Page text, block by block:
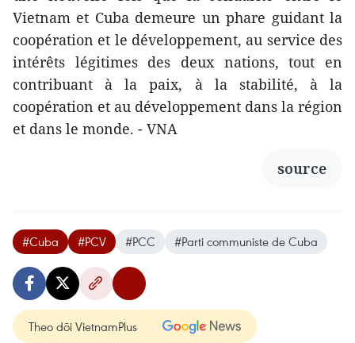
Vietnam et Cuba demeure un phare guidant la
coopération et le développement, au service des
intérêts légitimes des deux nations, tout en
contribuant à la paix, à la stabilité, à la
coopération et au développement dans la région
et dans le monde. - VNA
source
#Cuba #PCV #PCC #Parti communiste de Cuba
Theo dõi VietnamPlus